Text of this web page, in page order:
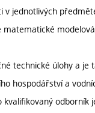
jednotlivých
technické úlohy a
hospodářství a